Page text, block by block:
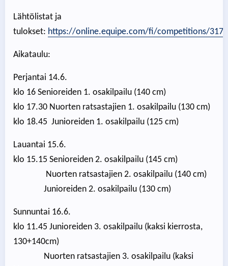
Lähtölistat ja
tulokset: https://online.equipe.com/fi/competitions/
Aikataulu:
Perjantai 14.6.
klo 16 Senioreiden 1. osakilpailu (140 cm)
klo 17.30 Nuorten ratsastajien 1. osakilpailu (130 cm)
klo 18.45 Junioreiden 1. osakilpailu (125 cm)
Lauantai 15.6.
klo 15.15 Senioreiden 2. osakilpailu (145 cm)
Nuorten ratsastajien 2. osakilpailu (140 cm)
Junioreiden 2. osakilpailu (130 cm)
Sunnuntai 16.6.
klo 11.45 Junioreiden 3. osakilpailu (kaksi kierrosta,
130+140cm)
Nuorten ratsastajien 3. osakilpailu (kaksi